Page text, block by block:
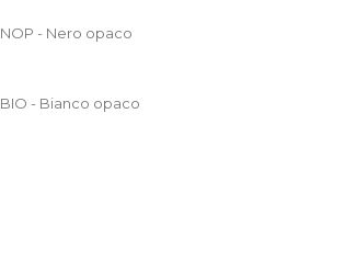
NOP - Nero opaco
BIO - Bianco opaco